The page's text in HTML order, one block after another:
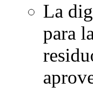
La
para